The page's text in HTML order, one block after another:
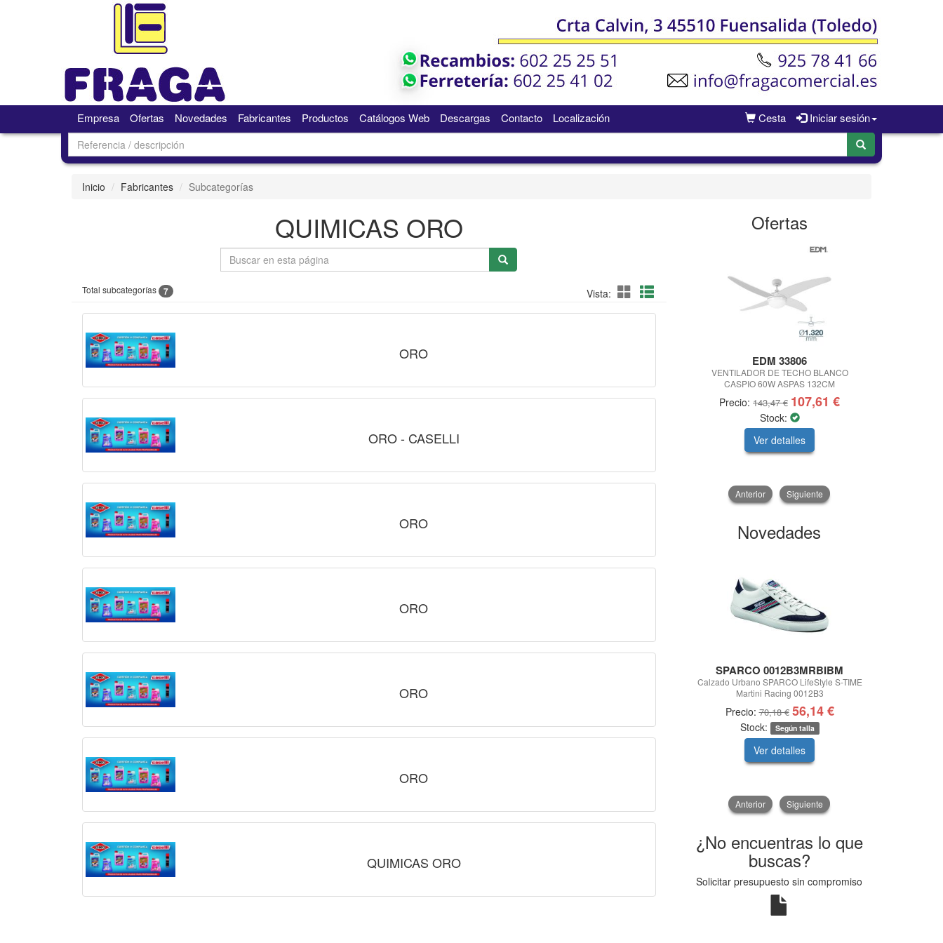
Cesta Iniciar sesión
Empresa Ofertas Novedades Fabricantes Productos Catálogos Web Descargas Contacto Localización
Inicio Fabricantes Subcategorías
QUIMICAS ORO
Total subcategorías 7 Vista:
ORO
ORO - CASELLI
ORO
ORO
ORO
ORO
QUIMICAS ORO
Ofertas
EDM 33806
VENTILADOR DE TECHO BLANCO
CASPIO 60W ASPAS 132CM
Precio: 143,47 € 107,61 €
Stock:
Ver detalles
Anterior Siguiente
Novedades
SPARCO 0012B3MRBIBM
Calzado Urbano SPARCO LifeStyle S-TIME
Martini Racing 0012B3
Precio:70,18 € 56,14 €
Stock: Según talla
Ver detalles
Anterior Siguiente
¿No encuentras lo que
buscas?
Solicitar presupuesto sin compromiso